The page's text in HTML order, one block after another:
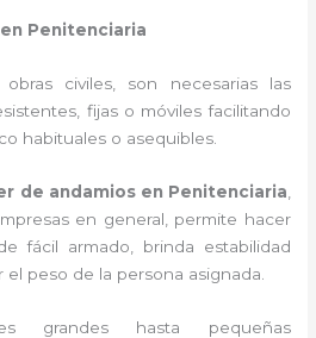
Penitenciaria
civiles, son necesarias las
fijas o móviles facilitando
habituales o asequibles.
de andamios en Penitenciaria
en general, permite hacer
fácil armado, brinda estabilidad
peso de la persona asignada.
grandes hasta pequeñas